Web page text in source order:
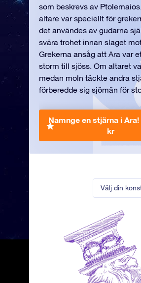
Välj din
som beskrevs av
altare var speciellt för
det användes av gudarna
svära trohet innan slaget
Grekerna ansåg att Ara var
storm till sjöss. Om altaret
medan moln täckte andra
förberedde sig sjömän för
Namnge en stjärna i Ara!
kr